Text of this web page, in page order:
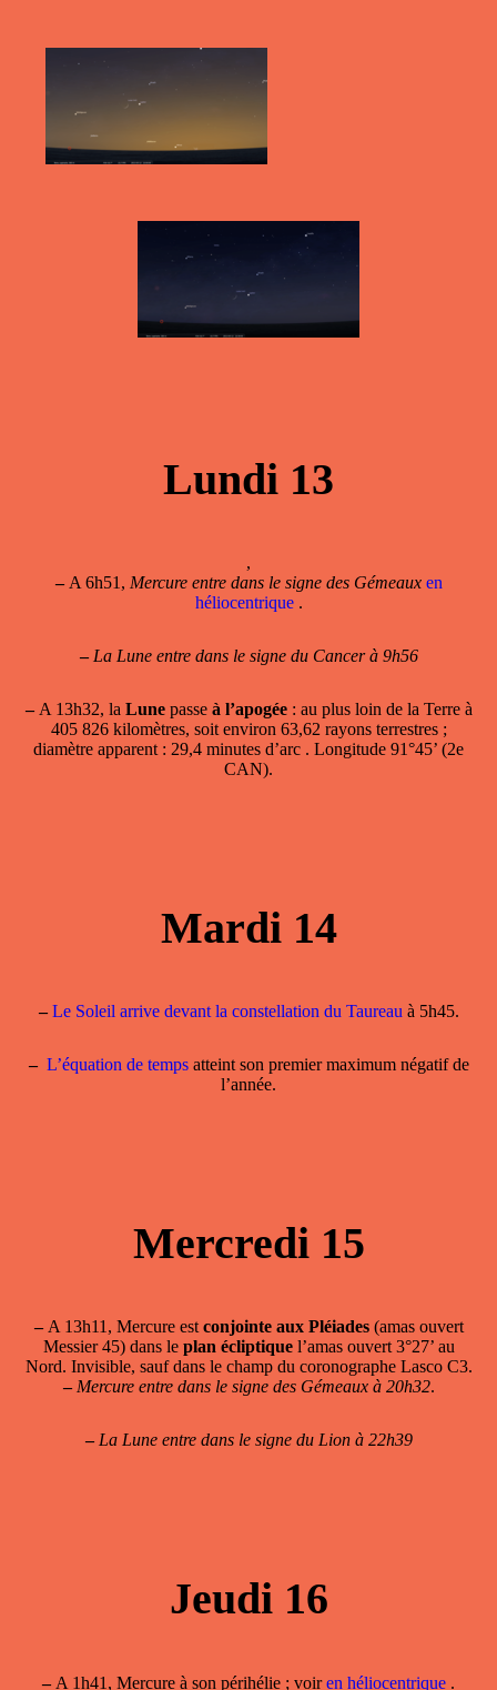
Lundi 13
,
–A 6h51, Mercure entre dans le signe des Gémeaux en
héliocentrique .
– La Lune entre dans le signe du Cancer à 9h56
–A 13h32, la Lunepasse à l’apogée: au plus loin de la Terre à
405 826 kilomètres, soit environ 63,62 rayons terrestres ;
diamètre apparent : 29,4 minutes d’arc . Longitude 91°45’ (2e
CAN).
Mardi 14
– Le Soleil arrive devant la constellation du Taureau à 5h45.
– L’équation de temps atteint son premier maximum négatif de
l’année.
Mercredi 15
–A 13h11, Mercure est conjointe aux Pléiades(amas ouvert
Messier 45) dans le plan écliptiquel’amas ouvert 3°27’ au
Nord. Invisible, sauf dans le champ du coronographe Lasco C3.
– Mercure entre dans le signe des Gémeaux à 20h32.
– La Lune entre dans le signe du Lion à 22h39
Jeudi 16
–A 1h41, Mercure à son périhélie ; voiren héliocentrique .